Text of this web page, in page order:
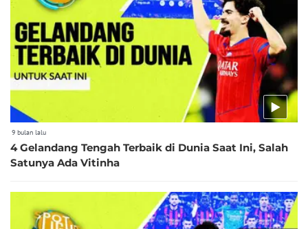
9 bulan lalu
4 Gelandang Tengah Terbaik di Dunia Saat Ini, Salah
Satunya Ada Vitinha